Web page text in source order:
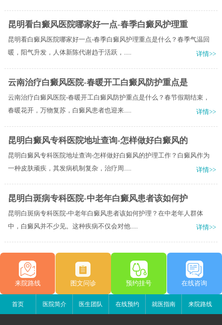
昆明看白癜风医院哪家好一点-春季白癜风护理重
昆明看白癜风医院哪家好一点-春季白癜风护理重点是什么？春季气温回
暖，阳气升发，人体新陈代谢趋于活跃，.....
详情>>
云南治疗白癜风医院-春暖开工白癜风防护重点是
云南治疗白癜风医院-春暖开工白癜风防护重点是什么？春节假期结束，
春暖花开，万物复苏，白癜风患者也迎来.....
详情>>
昆明白癜风专科医院地址查询-怎样做好白癜风的
昆明白癜风专科医院地址查询-怎样做好白癜风的护理工作？白癜风作为
一种皮肤顽疾，其发病机制复杂，治疗周.....
详情>>
昆明白斑病专科医院-中老年白癜风患者该如何护
昆明白斑病专科医院-中老年白癜风患者该如何护理？在中老年人群体
中，白癜风并不少见。这种疾病不仅会对他.....
详情>>
来院路线 图文问诊 预约挂号 在线咨询
首页 医院简介 医生团队 在线预约 就医指南 来院路线